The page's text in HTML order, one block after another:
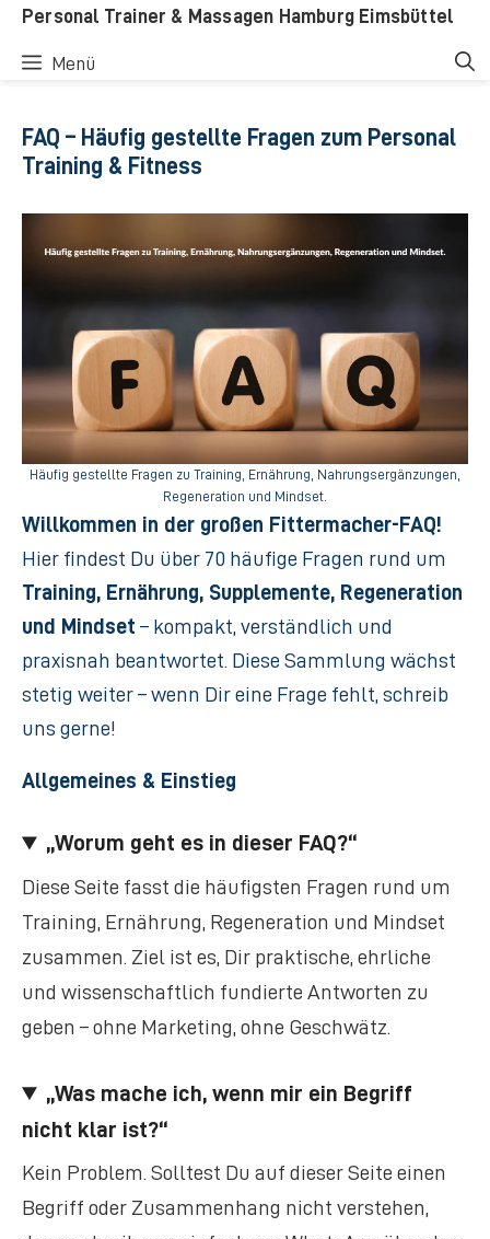
Zum
Inhalt
Personal Trainer & Massagen Hamburg Eimsbüttel
Menü
FAQ – Häufig gestellte Fragen zum Personal
Training & Fitness
Häufig gestellte Fragen zu Training, Ernährung, Nahrungsergänzungen,
Regeneration und Mindset.
Willkommen in der großen Fittermacher-FAQ!
Hier findest Du über 70 häufige Fragen rund um
Training, Ernährung, Supplemente, Regeneration
und Mindset – kompakt, verständlich und
praxisnah beantwortet. Diese Sammlung wächst
stetig weiter – wenn Dir eine Frage fehlt, schreib
uns gerne!
Allgemeines & Einstieg
„Worum geht es in dieser FAQ?“
Diese Seite fasst die häufigsten Fragen rund um
Training, Ernährung, Regeneration und Mindset
zusammen. Ziel ist es, Dir praktische, ehrliche
und wissenschaftlich fundierte Antworten zu
geben – ohne Marketing, ohne Geschwätz.
„Was mache ich, wenn mir ein Begriff
nicht klar ist?“
Kein Problem. Solltest Du auf dieser Seite einen
Begriff oder Zusammenhang nicht verstehen,